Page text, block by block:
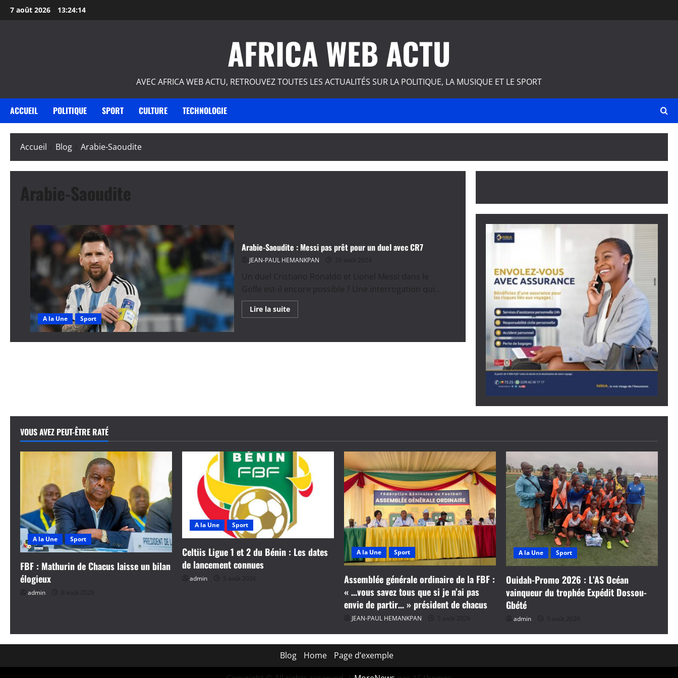
Aller
au
7 août 2026 13:24:14
AFRICA WEB ACTU
AVEC AFRICA WEB ACTU, RETROUVEZ TOUTES LES ACTUALITÉS SUR LA POLITIQUE, LA MUSIQUE ET LE SPORT
ACCUEIL POLITIQUE SPORT CULTURE TECHNOLOGIE
Accueil Blog Arabie-Saoudite
Arabie-Saoudite
A la Une Sport
Arabie-Saoudite : Messi pas prêt pour un duel avec CR7
JEAN-PAUL HEMANKPAN 29 août 2024
Un duel Cristiano Ronaldo et Lionel Messi dans le
Golfe est-il encore possible ? Une interrogation qui...
Lire la suiteEn
savoir
Saoudite
VOUS AVEZ PEUT-ÊTRE RATÉ
A la Une Sport
FBF : Mathurin de Chacus laisse un bilan
élogieux
admin 6 août 2026
A la Une Sport
Celtiis Ligue 1 et 2 du Bénin : Les dates
de lancement connues
admin 5 août 2026
A la Une Sport
Assemblée générale ordinaire de la FBF :
« …vous savez tous que si je n’ai pas
envie de partir… » président de chacus
JEAN-PAUL HEMANKPAN 5 août 2026
A la Une Sport
Ouidah-Promo 2026 : L’AS Océan
vainqueur du trophée Expédit Dossou-
Gbété
admin 5 août 2026
Blog Home Page d’exemple